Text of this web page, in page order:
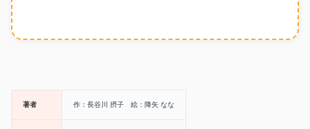
著者 作：長谷川 摂子 絵：降矢 なな